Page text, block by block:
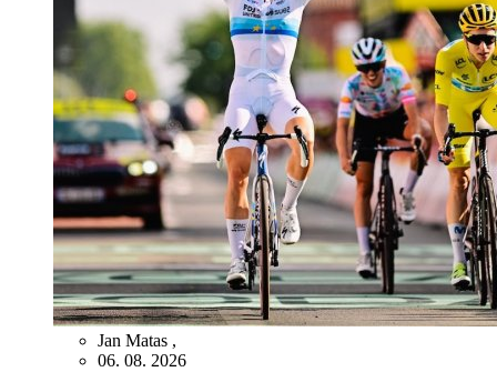
Jan Matas ,
06. 08. 2026